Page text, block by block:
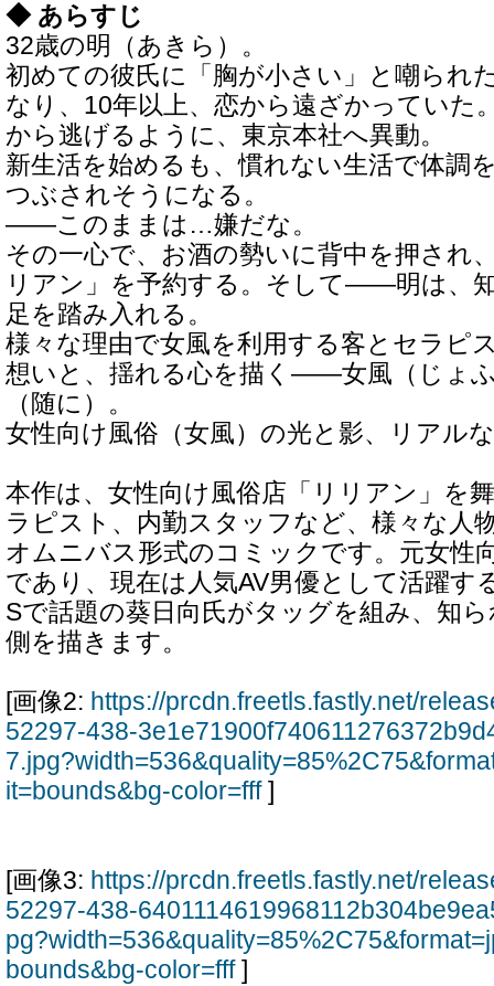
◆ あらすじ
32歳の明（あきら）。
初めての彼氏に「胸が小さい」と嘲られ
なり、10年以上、恋から遠ざかっていた
から逃げるように、東京本社へ異動。
新生活を始めるも、慣れない生活で体調
つぶされそうになる。
――このままは…嫌だな。
その一心で、お酒の勢いに背中を押され
リアン」を予約する。そして――明は、
足を踏み入れる。
様々な理由で女風を利用する客とセラピ
想いと、揺れる心を描く――女風（じょ
（随に）。
女性向け風俗（女風）の光と影、リアル
本作は、女性向け風俗店「リリアン」を
ラピスト、内勤スタッフなど、様々な人
オムニバス形式のコミックです。元女性
であり、現在は人気AV男優として活躍す
Sで話題の葵日向氏がタッグを組み、知
側を描きます。
[画像2: https://prcdn.freetls.fastly.net/
52297-438-
it=bounds&bg-color=fff]
[画像3: https://prcdn.freetls.fastly.net/
52297-438-
bounds&bg-color=fff]